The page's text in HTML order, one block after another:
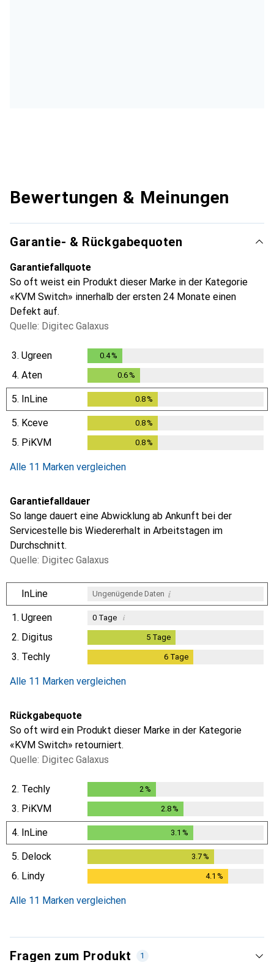
Bewertungen & Meinungen
Garantie- & Rückgabequoten
Garantiefallquote
So oft weist ein Produkt dieser Marke in der Kategorie
«KVM Switch» innerhalb der ersten 24 Monate einen
Defekt auf.
Quelle: Digitec Galaxus
3. Ugreen 0.4%
4. Aten 0.6 %
5. InLine 0.8%
5. Kceve 0.8%
5. PiKVM 0.8%
Alle 11 Marken vergleichen
Garantiefalldauer
So lange dauert eine Abwicklung ab Ankunft bei der
Servicestelle bis Wiedererhalt in Arbeitstagen im
Durchschnitt.
Quelle: Digitec Galaxus
InLine Ungenügende Daten i
1. Ugreen 0Tage i
2. Digitus 5Tage
3. Techly 6Tage
Alle 11 Marken vergleichen
Rückgabequote
So oft wird ein Produkt dieser Marke in der Kategorie
«KVM Switch» retourniert.
Quelle: Digitec Galaxus
2. Techly 2%
3. PiKVM 2.8%
4. InLine 3.1 %
5. Delock 3.7 %
6. Lindy 4.1 %
Alle 11 Marken vergleichen
Fragen zum Produkt 1